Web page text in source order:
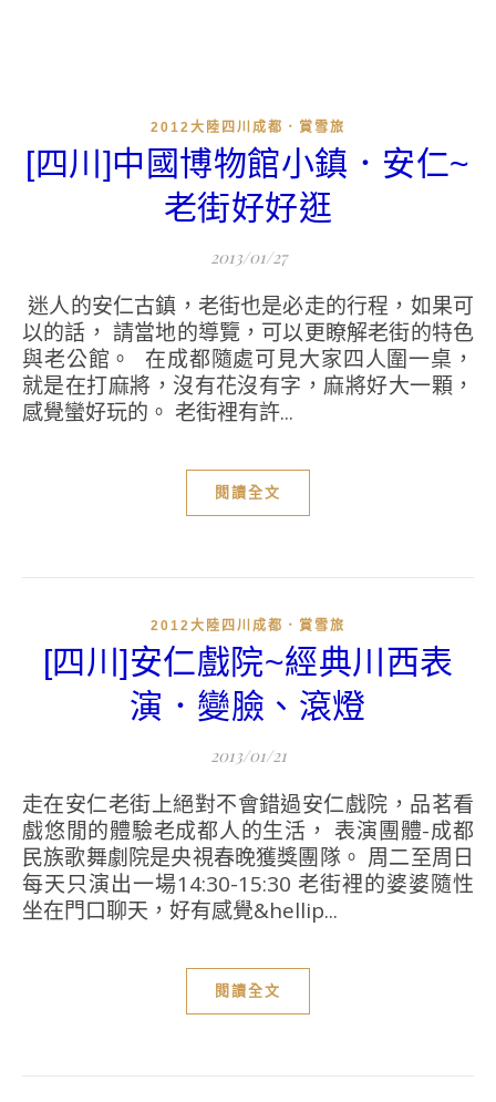
2012大陸四川成都．賞雪旅
[四川]中國博物館小鎮．安仁~
老街好好逛
2013/01/27
迷人的安仁古鎮，老街也是必走的行程，如果可
以的話， 請當地的導覽，可以更瞭解老街的特色
與老公館。 在成都隨處可見大家四人圍一桌，
就是在打麻將，沒有花沒有字，麻將好大一顆，
感覺蠻好玩的。 老街裡有許...
閱讀全文
2012大陸四川成都．賞雪旅
[四川]安仁戲院~經典川西表
演．變臉、滾燈
2013/01/21
走在安仁老街上絕對不會錯過安仁戲院，品茗看
戲悠閒的體驗老成都人的生活， 表演團體-成都
民族歌舞劇院是央視春晚獲獎團隊。 周二至周日
每天只演出一場14:30-15:30 老街裡的婆婆隨性
坐在門口聊天，好有感覺&hellip...
閱讀全文